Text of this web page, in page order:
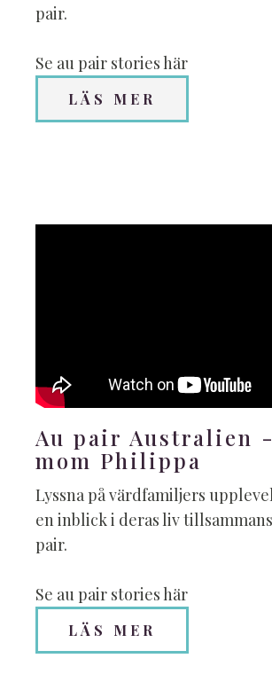
pair.
Se au pair stories här
LÄS MER
Au pair Australien
mom Philippa
Lyssna på värdfamiljers
en inblick i deras liv
pair.
Se au pair stories här
LÄS MER